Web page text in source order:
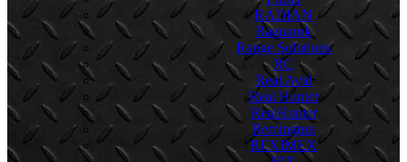
RADIAN
Ragnarok
Range Solutions
RC
Real Avid
Real Hunter
RealHunter
Remington
REXIMEX